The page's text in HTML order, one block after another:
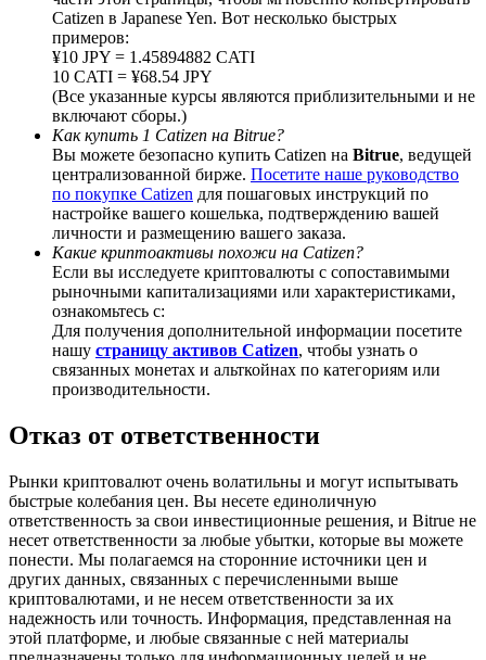
BTC Welcome Rewards
Deposit & Trade BTC to Share 25000 USDT prize pool!
Deposit CASHCAT & Win
Share 500000 CASHCAT prize pool
Exclusive for BitMart Users
Precious Metals Trading Carnival
Trade Gold & Silver · 33,333 USDT Bonus
USDT New User Exclusive 10% APR
Catizen в Japanese Yen. Вот несколько быстрых
примеров:
¥10 JPY = 1.45894882 CATI
10 CATI = ¥68.54 JPY
(Все указанные курсы являются приблизительными и не
включают сборы.)
Как купить 1 Catizen на Bitrue?
Вы можете безопасно купить Catizen на Bitrue, ведущей
централизованной бирже. Посетите наше руководство
по покупке Catizen для пошаговых инструкций по
настройке вашего кошелька, подтверждению вашей
личности и размещению вашего заказа.
Какие криптоактивы похожи на Catizen?
Если вы исследуете криптовалюты с сопоставимыми
рыночными капитализациями или характеристиками,
ознакомьтесь с:
Для получения дополнительной информации посетите
нашу страницу активов Catizen, чтобы узнать о
связанных монетах и альткойнах по категориям или
производительности.
Отказ от ответственности
Рынки криптовалют очень волатильны и могут испытывать
быстрые колебания цен. Вы несете единоличную
ответственность за свои инвестиционные решения, и Bitrue не
несет ответственности за любые убытки, которые вы можете
понести. Мы полагаемся на сторонние источники цен и
других данных, связанных с перечисленными выше
криптовалютами, и не несем ответственности за их
надежность или точность. Информация, представленная на
этой платформе, и любые связанные с ней материалы